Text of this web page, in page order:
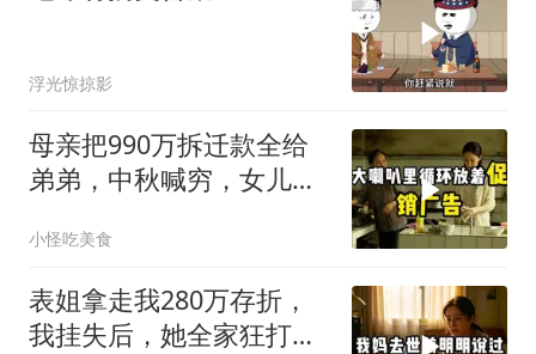
浮光惊掠影
母亲把990万拆迁款全给
弟弟，中秋喊穷，女儿笑
小怪吃美食
表姐拿走我280万存折，
我挂失后，她全家狂打